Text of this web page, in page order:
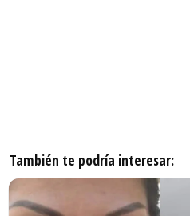
También te podría interesar: